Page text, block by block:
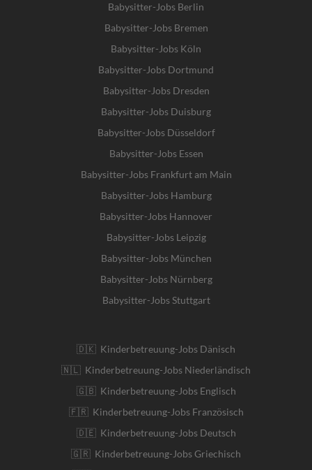
Babysitter-Jobs Berlin
Babysitter-Jobs Bremen
Babysitter-Jobs Köln
Babysitter-Jobs Dortmund
Babysitter-Jobs Dresden
Babysitter-Jobs Duisburg
Babysitter-Jobs Düsseldorf
Babysitter-Jobs Essen
Babysitter-Jobs Frankfurt am Main
Babysitter-Jobs Hamburg
Babysitter-Jobs Hannover
Babysitter-Jobs Leipzig
Babysitter-Jobs München
Babysitter-Jobs Nürnberg
Babysitter-Jobs Stuttgart
🇩🇰 Kinderbetreuung-Jobs Dänisch
🇳🇱 Kinderbetreuung-Jobs Niederländisch
🇬🇧 Kinderbetreuung-Jobs Englisch
🇫🇷 Kinderbetreuung-Jobs Französisch
🇩🇪 Kinderbetreuung-Jobs Deutsch
🇬🇷 Kinderbetreuung-Jobs Griechisch